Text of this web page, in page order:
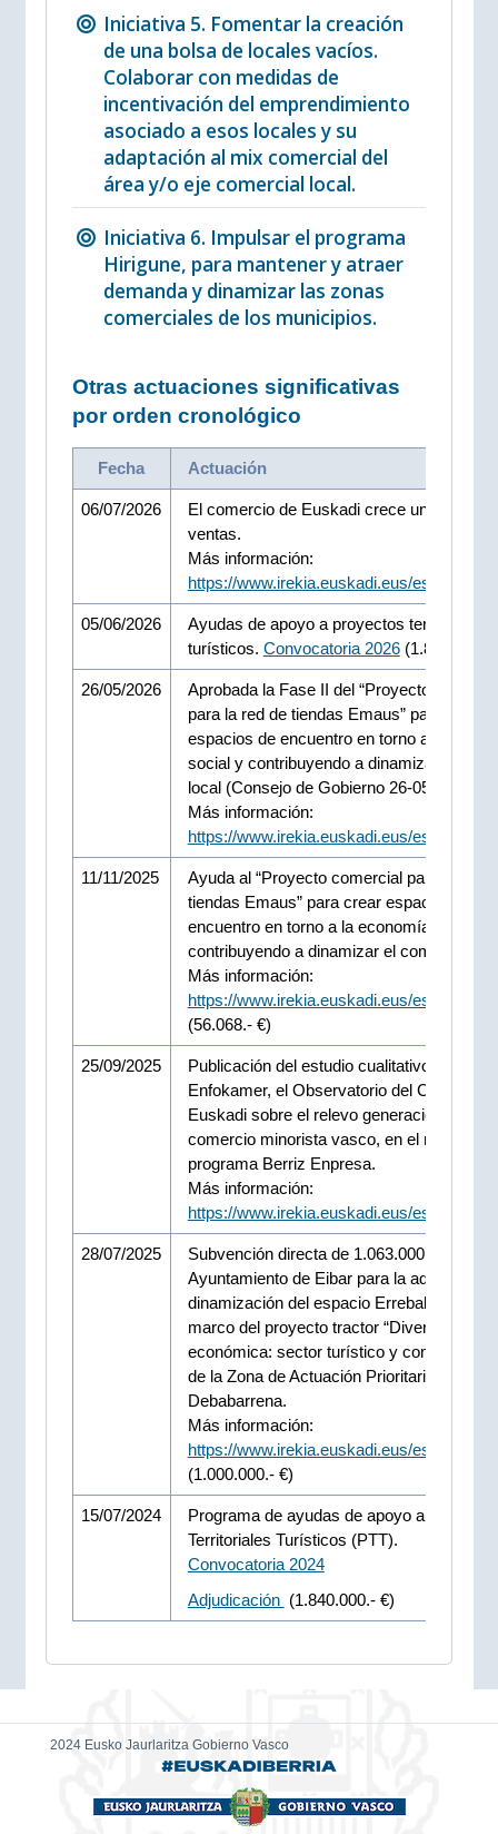
Iniciativa 5. Fomentar la creación
de una bolsa de locales vacíos.
Colaborar con medidas de
incentivación del emprendimiento
asociado a esos locales y su
adaptación al mix comercial del
área y/o eje comercial local.
Iniciativa 6. Impulsar el programa
Hirigune, para mantener y atraer
demanda y dinamizar las zonas
comerciales de los municipios.
Otras actuaciones significativas
por orden cronológico
Fecha Actuación
06/07/2026
El comercio de Euskadi crece un 3,5% en
ventas.
Más información:
https://www.irekia.euskadi.eus/es/news/
05/06/2026
Ayudas de apoyo a proyectos territoriales
turísticos. Convocatoria 2026(1.840.000.-
26/05/2026
Aprobada la Fase II del “Proyecto
para la red de tiendas Emaus” para crear
espacios de encuentro en torno a la
social y contribuyendo a dinamizar el
local (Consejo de Gobierno 26-05-2026)
Más información:
https://www.irekia.euskadi.eus/es/news/
11/11/2025
Ayuda al “Proyecto comercial para la red
tiendas Emaus” para crear espacios de
encuentro en torno a la economía social y
contribuyendo a dinamizar el comercio
Más información:
https://www.irekia.euskadi.eus/es/news/
(56.068.- €)
25/09/2025
Publicación del estudio cualitativo de
Enfokamer, el Observatorio del Comercio
Euskadi sobre el relevo generacional en el
comercio minorista vasco, en el marco del
programa Berriz Enpresa.
Más información:
https://www.irekia.euskadi.eus/es/news/
28/07/2025
Subvención directa de 1.063.000 euros al
Ayuntamiento de Eibar para la adecuación
dinamización del espacio Errebal Plaza,
marco del proyecto tractor “Diversificación
económica: sector turístico y comercial”
de la Zona de Actuación Prioritaria (ZAP)
Debabarrena.
Más información:
https://www.irekia.euskadi.eus/es/news/
(1.000.000.- €)
15/07/2024
Programa de ayudas de apoyo a
Territoriales Turísticos (PTT).
Convocatoria 2024
Adjudicación (1.840.000.- €)
2024 Eusko Jaurlaritza Gobierno Vasco